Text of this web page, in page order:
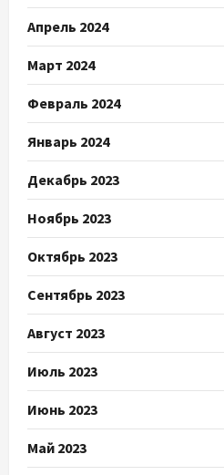
Апрель 2024
Март 2024
Февраль 2024
Январь 2024
Декабрь 2023
Ноябрь 2023
Октябрь 2023
Сентябрь 2023
Август 2023
Июль 2023
Июнь 2023
Май 2023